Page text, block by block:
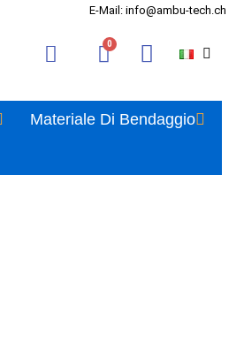
E-Mail: info@ambu-tech.ch
Materiale Di Bendaggio